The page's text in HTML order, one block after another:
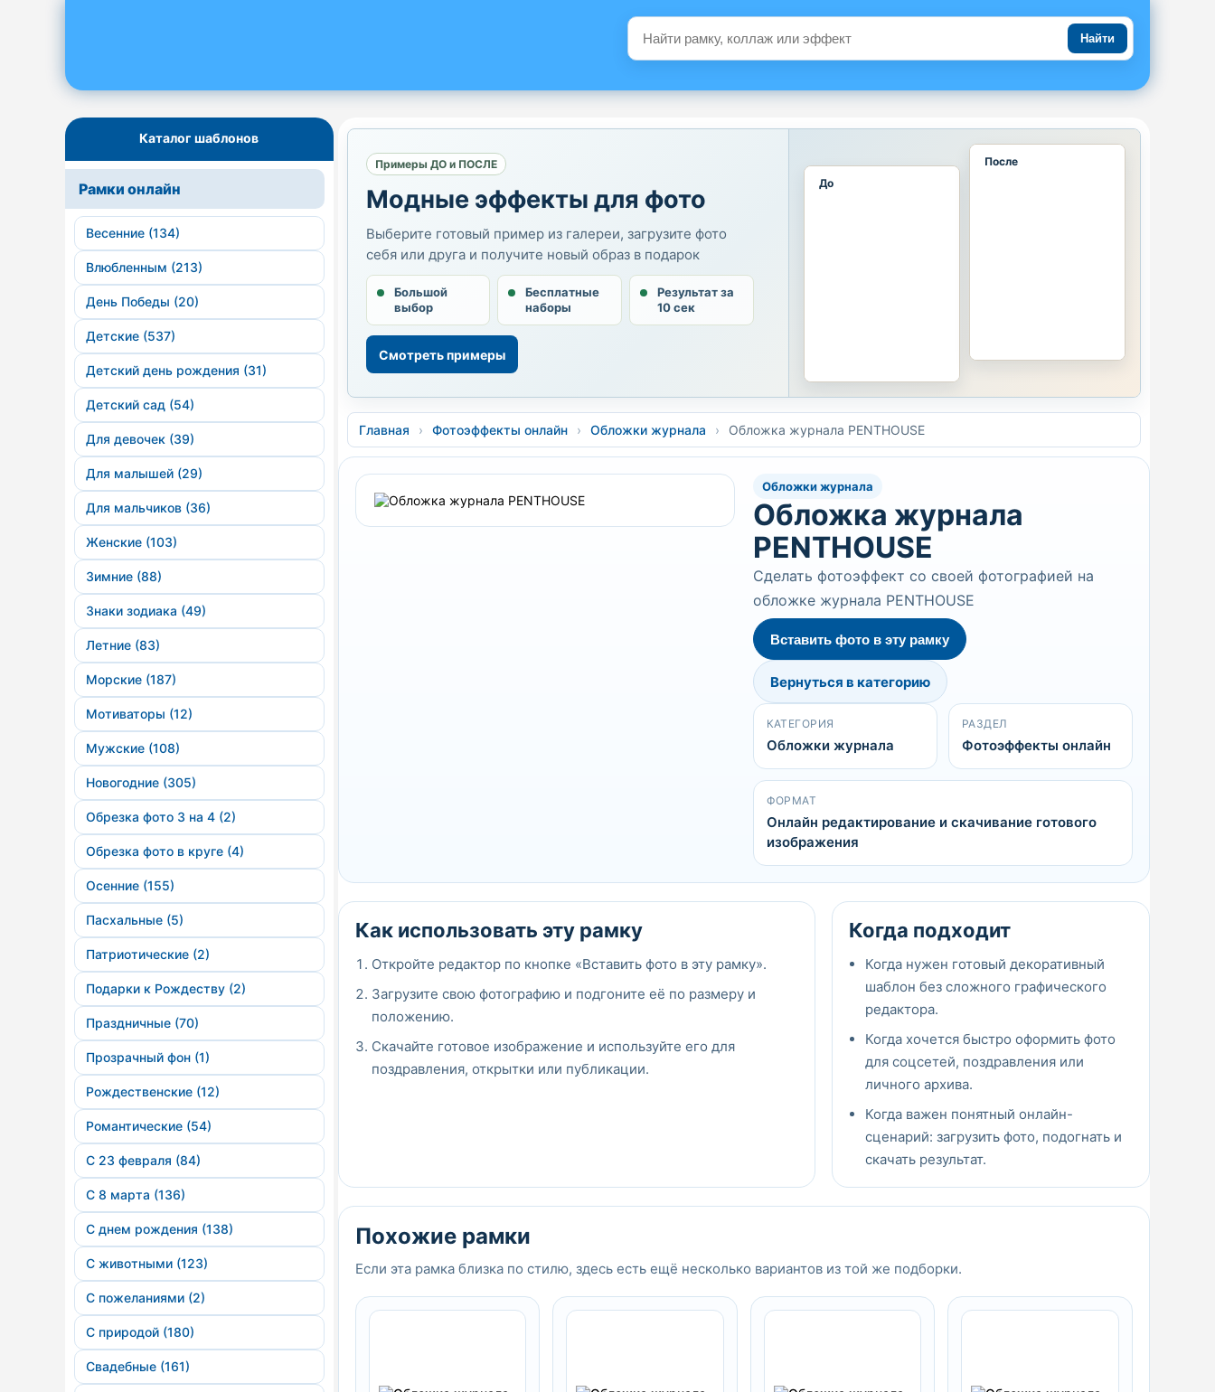
Найти
Каталог шаблонов
Рамки онлайн
Весенние (134)
Влюбленным (213)
День Победы (20)
Детские (537)
Детский день рождения (31)
Детский сад (54)
Для девочек (39)
Для малышей (29)
Для мальчиков (36)
Женские (103)
Зимние (88)
Знаки зодиака (49)
Летние (83)
Морские (187)
Мотиваторы (12)
Мужские (108)
Новогодние (305)
Обрезка фото 3 на 4 (2)
Обрезка фото в круге (4)
Осенние (155)
Пасхальные (5)
Патриотические (2)
Подарки к Рождеству (2)
Праздничные (70)
Прозрачный фон (1)
Рождественские (12)
Романтические (54)
С 23 февраля (84)
С 8 марта (136)
С днем рождения (138)
С животными (123)
С пожеланиями (2)
С природой (180)
Свадебные (161)
Примеры ДО и ПОСЛЕ
Модные эффекты для фото
Выберите готовый пример из галереи, загрузите фото
себя или друга и получите новый образ в подарок
Большой
выбор
Бесплатные
наборы
Результат за
10 сек
Смотреть примеры
До
После
Главная › Фотоэффекты онлайн › Обложки журнала › Обложка журнала PENTHOUSE
Обложки журнала
Обложка журнала
PENTHOUSE
Сделать фотоэффект со своей фотографией на
обложке журнала PENTHOUSE
Вставить фото в эту рамку
Вернуться в категорию
КАТЕГОРИЯ
Обложки журнала
РАЗДЕЛ
Фотоэффекты онлайн
ФОРМАТ
Онлайн редактирование и скачивание готового
изображения
Как использовать эту рамку
Откройте редактор по кнопке «Вставить фото в эту рамку».
Загрузите свою фотографию и подгоните её по размеру и
положению.
Скачайте готовое изображение и используйте его для
поздравления, открытки или публикации.
Когда подходит
Когда нужен готовый декоративный
шаблон без сложного графического
редактора.
Когда хочется быстро оформить фото
для соцсетей, поздравления или
личного архива.
Когда важен понятный онлайн-
сценарий: загрузить фото, подогнать и
скачать результат.
Похожие рамки
Если эта рамка близка по стилю, здесь есть ещё несколько вариантов из той же подборки.